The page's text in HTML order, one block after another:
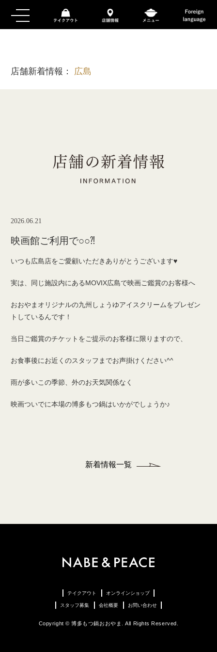
店舗新着情報： 広島
2026.06.21
映画館ご利用で○○⁈
いつも広島店をご愛顧いただきありがとうございます♥
実は、同じ施設内にあるMOVIX広島で映画ご鑑賞のお客様へ
おおやまオリジナルの九州しょうゆアイスクリームをプレゼン
トしているんです！
当日ご鑑賞のチケットをご提示のお客様に限りますので、
お食事後にお近くのスタッフまでお声掛けください^^
雨が多いこの季節、外のお天気関係なく
映画ついでに本場の博多もつ鍋はいかがでしょうか♪
新着情報一覧
テイクアウト オンラインショップ
スタッフ募集 会社概要 お問い合わせ
Copyright © 博多もつ鍋おおやま. All Rights Reserved.